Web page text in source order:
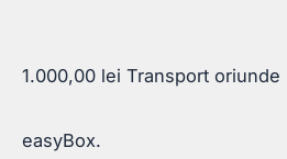
1.000,00 lei Transport oriunde
easyBox.